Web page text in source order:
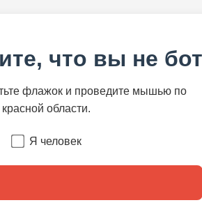
что вы не бот
флажок и проведите мышью по
красной области.
Я человек